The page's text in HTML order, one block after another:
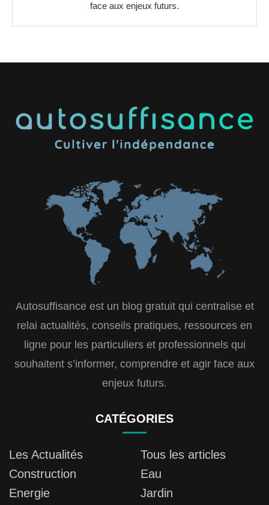
face aux enjeux futurs.
Autosuffisance est un blog gratuit qui centralise et
relai actualités, conseils pratiques, ressources en
ligne pour les particuliers et professionnels qui
souhaitent s’informer, comprendre et agir face aux
enjeux futurs.
CATÉGORIES
Les Actualités
Tous les articles
Construction
Eau
Energie
Jardin